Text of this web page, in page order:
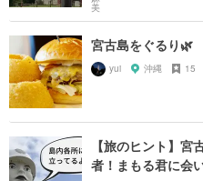
宮古島をぐるり🌿
yui 沖縄 15
【旅のヒント】
者！まもる君に会